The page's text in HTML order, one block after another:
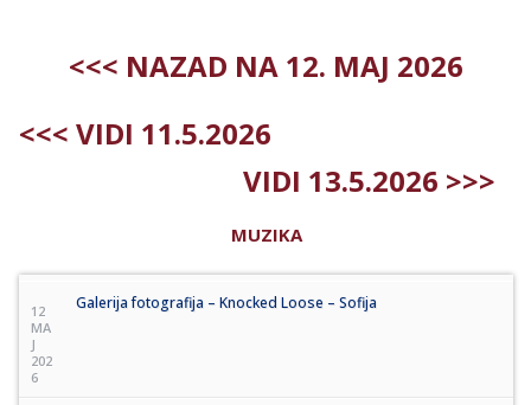
<<< NAZAD NA 12. MAJ 2026
<<< VIDI 11.5.2026
VIDI 13.5.2026 >>>
MUZIKA
12
MA
J
202
6
Galerija fotografija – Knocked Loose – Sofija